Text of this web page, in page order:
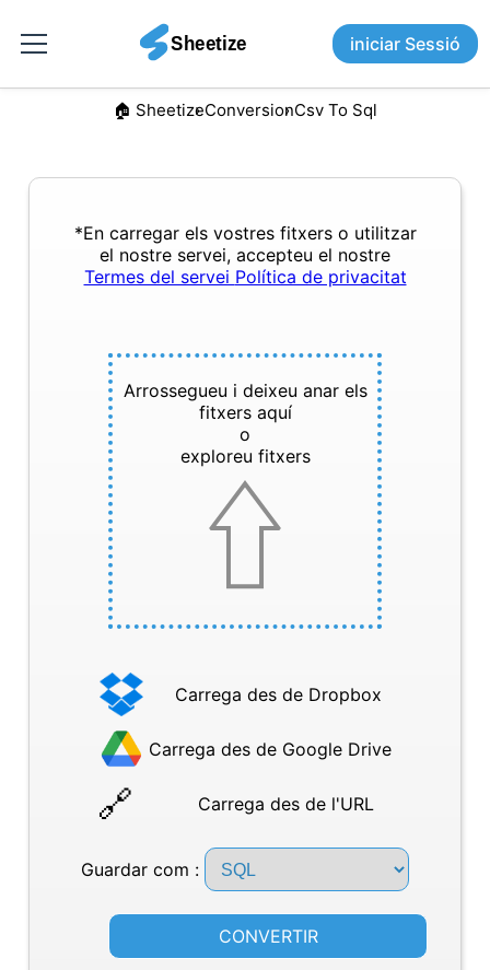
iniciar Sessió
🏠︎ SheetizeConversionCsv To Sql
*En carregar els vostres fitxers o utilitzar
el nostre servei, accepteu el nostre
Termes del servei Política de privacitat
Arrossegueu i deixeu anar els
fitxers aquí
o
exploreu fitxers
Carrega des de Dropbox
Carrega des de Google Drive
Carrega des de l'URL
Guardar com :
CONVERTIR